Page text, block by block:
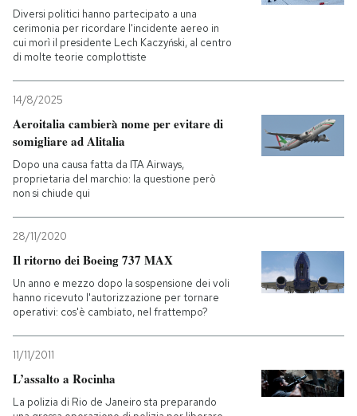
Diversi politici hanno partecipato a una
cerimonia per ricordare l'incidente aereo in
cui morì il presidente Lech Kaczyński, al centro
di molte teorie complottiste
14/8/2025
Aeroitalia cambierà nome per evitare di
somigliare ad Alitalia
Dopo una causa fatta da ITA Airways,
proprietaria del marchio: la questione però
non si chiude qui
28/11/2020
Il ritorno dei Boeing 737 MAX
Un anno e mezzo dopo la sospensione dei voli
hanno ricevuto l'autorizzazione per tornare
operativi: cos'è cambiato, nel frattempo?
11/11/2011
L’assalto a Rocinha
La polizia di Rio de Janeiro sta preparando